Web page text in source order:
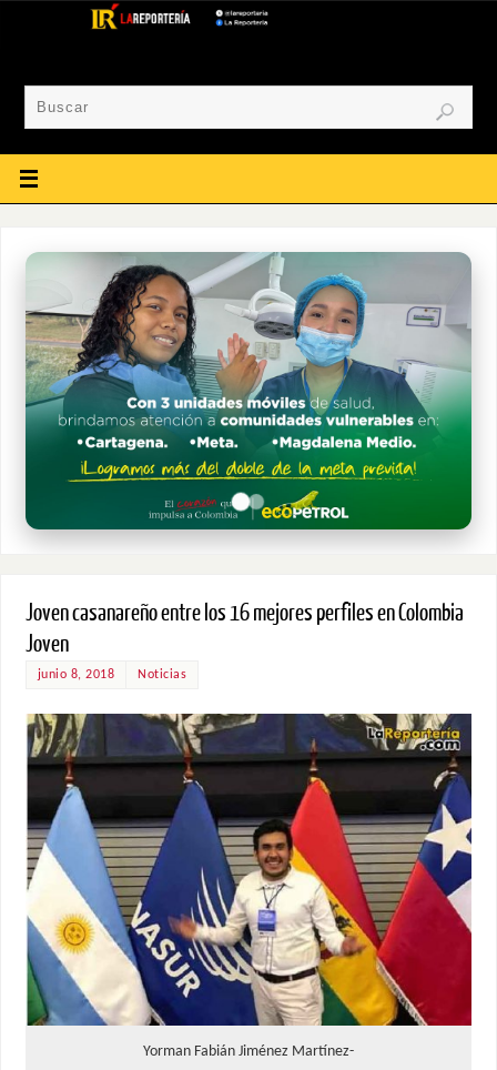
Joven casanareño entre los 16 mejores perfiles en Colombia
Joven
junio 8, 2018 Noticias
Yorman Fabián Jiménez Martínez-